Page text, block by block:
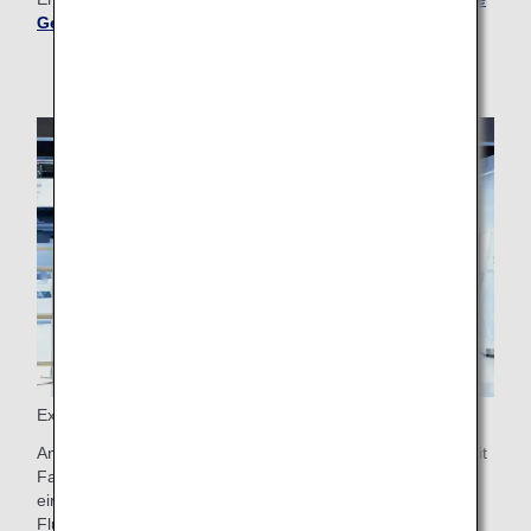
Gepäckinformationen
Express-Sicherheitskontrolle
An einigen Flughäfen können Passagiere der First Class mit
Fast Track einchecken, was die Sicherheitskontrolle
einfacher macht. Bitte informieren Sie sich im
Flughafenführer über Ihren Abflughafen.